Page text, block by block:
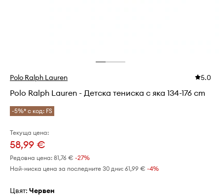
Polo Ralph Lauren 5.0
Polo Ralph Lauren - Детска тениска с яка 134-176 cm
-5%* с код: FS
Текуща цена:
58,99 €
Редовна цена: 81,76 € -27%
Най-ниска цена за последните 30 дни: 61,99 € -4%
Цвят: червен